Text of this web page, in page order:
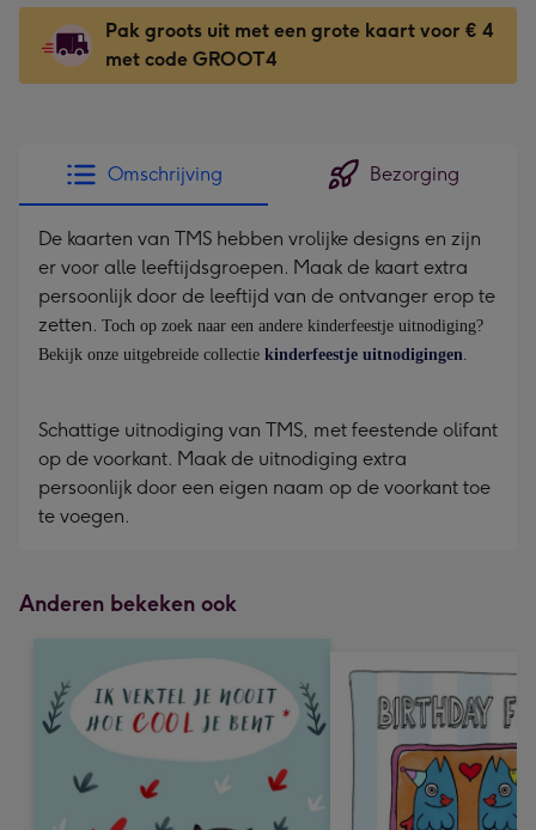
€3,49
-
Voor
-
Dimensions:
120
x
160
mm
Pak groots uit met een grote kaart voor € 4
met code GROOT4
Omschrijving Bezorging
De kaarten van TMS hebben vrolijke designs en zijn
er voor alle leeftijdsgroepen. Maak de kaart extra
persoonlijk door de leeftijd van de ontvanger erop te
zetten. Toch op zoek naar een andere kinderfeestje uitnodiging?
Bekijk onze uitgebreide collectie kinderfeestje uitnodigingen.
Schattige uitnodiging van TMS, met feestende olifant
op de voorkant. Maak de uitnodiging extra
persoonlijk door een eigen naam op de voorkant toe
te voegen.
Anderen bekeken ook